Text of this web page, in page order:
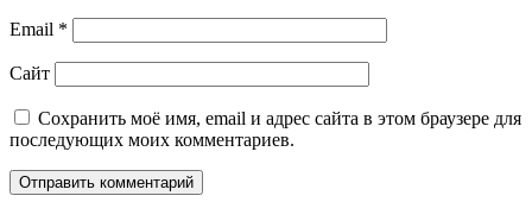
Email *
Сайт
Сохранить моё имя, email и адрес сайта в этом браузере для
последующих моих комментариев.